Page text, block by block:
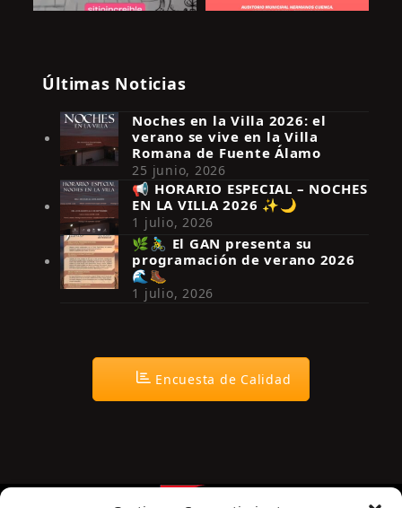
Síguenos en Instagram
Últimas Noticias
Noches en la Villa 2026: el
verano se vive en la Villa
Romana de Fuente Álamo
25 junio, 2026
📢 HORARIO ESPECIAL – NOCHES
EN LA VILLA 2026 ✨🌙
1 julio, 2026
🌿🚴‍♂️ El GAN presenta su
programación de verano 2026
🌊🥾
1 julio, 2026
Encuesta de Calidad